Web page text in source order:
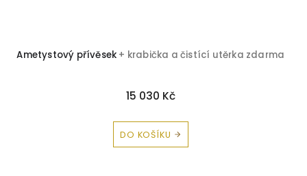
Ametystový přívěsek + krabička a čistící utěrka zdarma
15 030 Kč
DO KOŠÍKU